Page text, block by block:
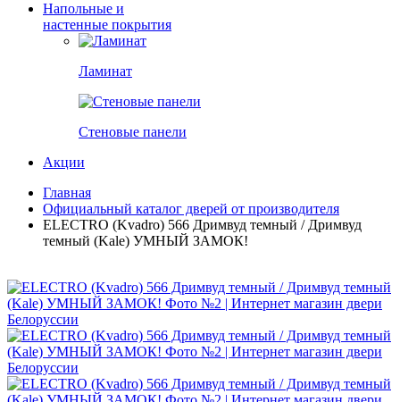
Напольные и
настенные покрытия
Ламинат
Стеновые панели
Акции
Главная
Официальный каталог дверей от производителя
ELECTRO (Kvadro) 566 Дримвуд темный / Дримвуд
темный (Kale) УМНЫЙ ЗАМОК!